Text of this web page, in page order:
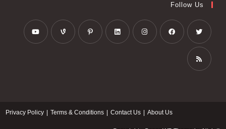
Follow Us
About Us
Contact Us
Terms & Conditions
Privacy Policy